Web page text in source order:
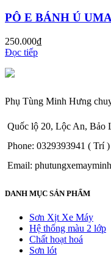
PÔ E BÁNH Ú
250.000₫
Đọc tiếp
Phụ Tùng Minh Hưng
Quốc lộ 20, Lộc An, Bảo
Phone: 0329393941 ( Trí )
Email:
DANH MỤC SẢN PHẨM
Sơn Xịt Xe Máy
Hệ thống màu 2 lớp
Chất hoạt hoá
Sơn lót